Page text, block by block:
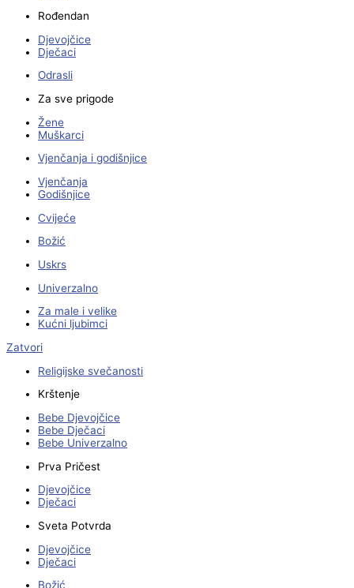
Rođendan
Djevojčice
Dječaci
Odrasli
Za sve prigode
Žene
Muškarci
Vjenčanja i godišnjice
Vjenčanja
Godišnjice
Cvijeće
Božić
Uskrs
Univerzalno
Za male i velike
Kućni ljubimci
Zatvori
Religijske svečanosti
Krštenje
Bebe Djevojčice
Bebe Dječaci
Bebe Univerzalno
Prva Pričest
Djevojčice
Dječaci
Sveta Potvrda
Djevojčice
Dječaci
Božić